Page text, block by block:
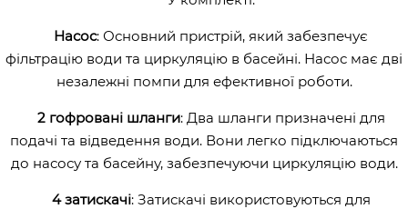
Насос: Основний пристрій, який забезпечує
фільтрацію води та циркуляцію в басейні. Насос має дві
незалежні помпи для ефективної роботи.
2 гофровані шланги: Два шланги призначені для
подачі та відведення води. Вони легко підключаються
до насосу та басейну, забезпечуючи циркуляцію води.
4 затискачі: Затискачі використовуються для